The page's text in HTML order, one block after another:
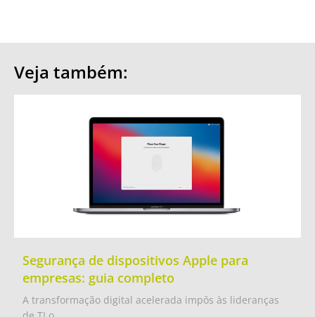
Veja também:
Segurança de dispositivos Apple para
empresas: guia completo
A transformação digital acelerada impôs às lideranças